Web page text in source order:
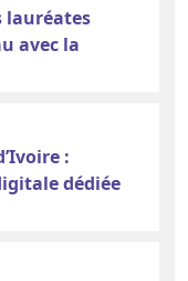
lauréates
avec la
:
dédiée